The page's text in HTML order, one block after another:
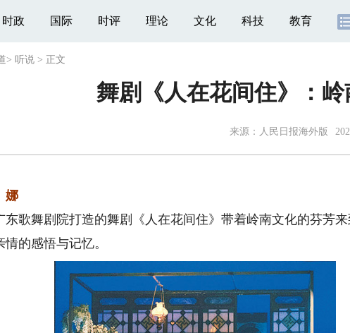
时政 国际 时评 理论 文化 科技 教育
> 听说 > 正文
舞剧《人在花间住》：
来源： 人民日报海外版
舞剧院打造的舞剧《人在花间住》带着岭南文化的芬芳来
的感悟与记忆。